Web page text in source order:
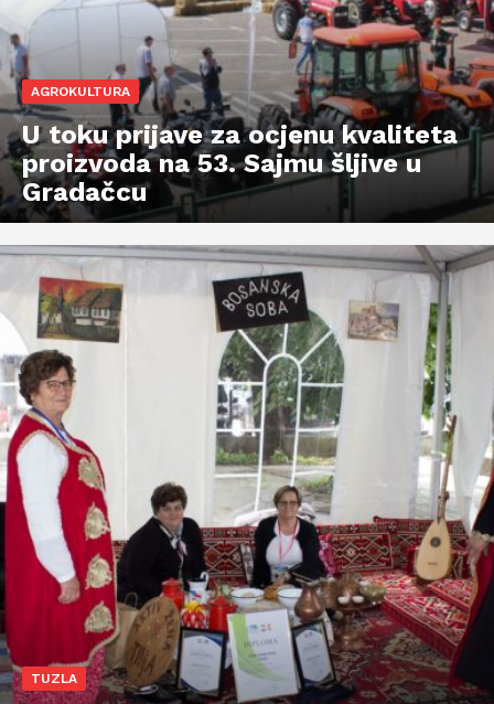
AGROKULTURA
U toku prijave za ocjenu kvaliteta
proizvoda na 53. Sajmu šljive u
Gradačcu
TUZLA